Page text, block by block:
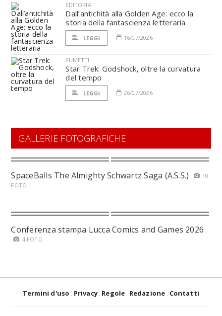
EDITORIA
Dall’antichità alla Golden Age: ecco la
storia della fantascienza letteraria
LEGGI 16/07/2026
FUMETTI
Star Trek: Godshock, oltre la curvatura
del tempo
LEGGI 26/07/2026
GALLERIE FOTOGRAFICHE
SpaceBalls The Almighty Schwartz Saga (A.S.S.)
10
FOTO
Conferenza stampa Lucca Comics and Games 2026
4 FOTO
Termini d'uso Privacy Regole Redazione Contatti